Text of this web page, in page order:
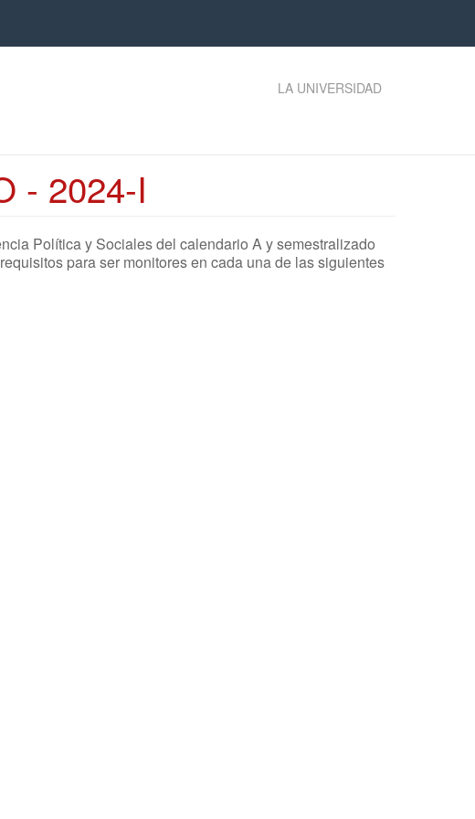
LA UNIVERSIDAD
- 2024-I
Política y Sociales del calendario A y semestralizado
para ser monitores en cada una de las siguientes